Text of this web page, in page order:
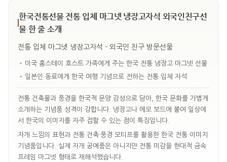
한국전통선물 전통 입체 마그넷 냉장고자석 외국인친구선
물 한 줄 소개
전통 입체 마그넷 냉장고자석 - 외국인 친구 방문선물
• 미국 홈스테이 호스트 가족에게 주는 한국 전통 냉장고 마그넷 선물
• 일본인 동료에게 한국 여행 기념으로 전하는 전통 입체 자석
전통 건축물과 풍경을 한국적 문양 감성으로 담아, 한국 문화를 가볍게
소개하는 기념품 성격이 강합니다. 냉장고나 메모 보드에 붙여 일상에
서 한국의 이미지를 자주 접할 수 있는 점이 특징입니다.
자개 느낌의 표현과 전통 건축·풍경 모티프를 활용한 한국 전통 이미지
기념품입니다. 실제 자개 공예품은 아니지만 전통 미감을 현대적 금속
프레임 마그넷 형태로 재해석했습니다.